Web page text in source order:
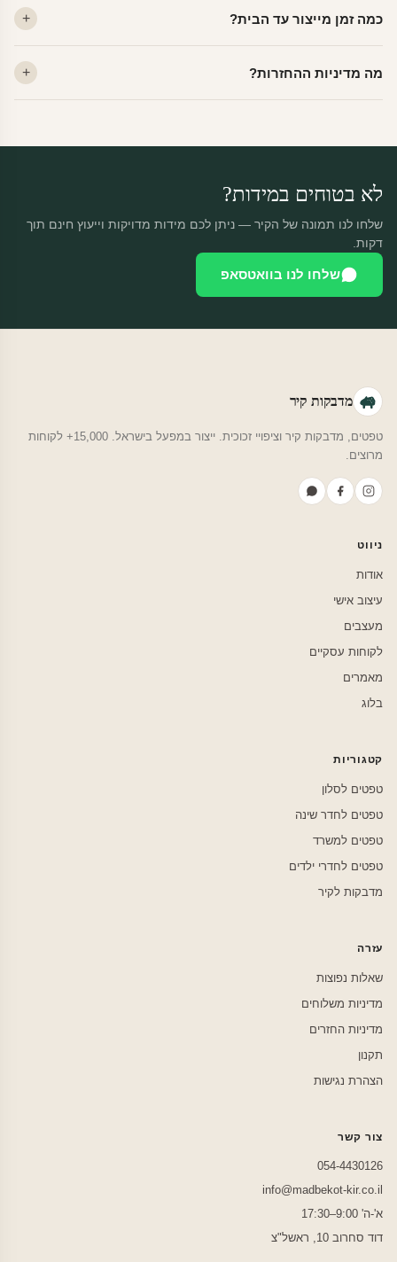
מתאים לקיר מטויח, גבס, קרמיקה וזכוכית.
כמה זמן מייצור עד הבית?
יוצאות באותו יום.
מה מדיניות ההחזרות?
לא בטוחים במידות?
שלחו לנו תמונה של הקיר — ניתן לכם מידות מדויקות וייעוץ חינם תוך
דקות.
שלחו לנו בוואטסאפ
מדבקות קיר
טפטים, מדבקות קיר וציפויי זכוכית. ייצור במפעל בישראל. 15,000+ לקוחות
מרוצים.
ניווט
אודות
עיצוב אישי
מעצבים
לקוחות עסקיים
מאמרים
בלוג
קטגוריות
טפטים לסלון
טפטים לחדר שינה
טפטים למשרד
טפטים לחדרי ילדים
מדבקות לקיר
עזרה
שאלות נפוצות
מדיניות משלוחים
מדיניות החזרים
תקנון
הצהרת נגישות
צור קשר
054-4430126
info@madbekot-kir.co.il
א'-ה' 9:00–17:30
דוד סחרוב 10, ראשל"צ